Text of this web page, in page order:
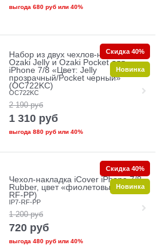
выгода 680 рубили 40%
Набор из двух чехлов-накладок
Ozaki Jelly и Ozaki Pocket для
iPhone 7/8 «Цвет: Jelly
прозрачный/Pocket черный»
(OC722KC)
OC722KC
2 190 руб
1 310 руб
выгода 880 рубили 40%
Скидка 40%
Новинка
Чехол-накладка iCover iPhone 7/8
Rubber, цвет «фиолетовый» (IP7-
RF-PP)
IP7-RF-PP
1 200 руб
720 руб
выгода 480 рубили 40%
Скидка 40%
Новинка